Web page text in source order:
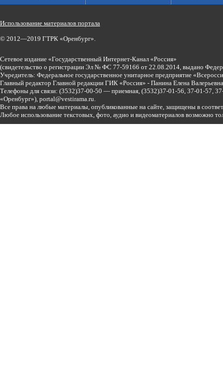
Использование материалов портала
© 2012—2019 ГТРК «Оренбург».
Сетевое издание «Государственный Интернет-Канал «Россия»
(свидетельство о регистрации Эл № ФС 77-59166 от 22.08.2014, выдано
Учредитель: Федеральное государственное унитарное предприятие
Главный редактор Главной редакции ГИК «Россия» - Панина Елена
Телефоны для связи: (3532)37-00-50 — приемная, (3532)37-01-56, 37-01-57,
«Оренбург»), portal@vestirama.ru.
Все права на любые материалы, опубликованные на сайте, защищены в
Любое использование текстовых, фото, аудио и видеоматериалов возможно